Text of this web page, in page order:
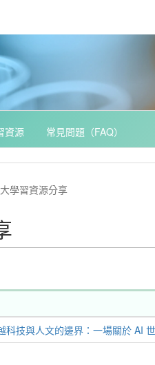
資源 常見問題（FAQ）
學習資源分享
技與人文的邊界：一場關於 AI 世代